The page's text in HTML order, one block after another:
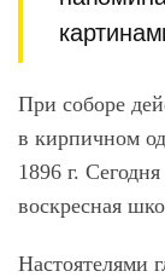
При соборе
в кирпичном
1896 г.
воскресная
Настоятелями